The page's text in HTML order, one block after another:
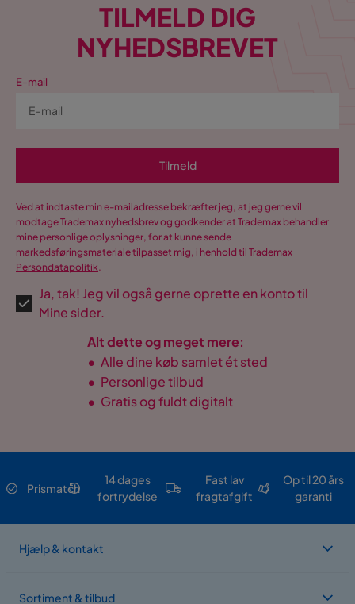
TILMELD DIG
NYHEDSBREVET
E-mail
Tilmeld
Ved at indtaste min e-mailadresse bekræfter jeg, at jeg gerne vil
modtage Trademax nyhedsbrev og godkender at Trademax behandler
mine personlige oplysninger, for at kunne sende
markedsføringsmateriale tilpasset mig, i henhold til Trademax
Persondatapolitik.
Ja, tak! Jeg vil også gerne oprette en konto til
Mine sider.
Alt dette og meget mere:
• Alle dine køb samlet ét sted
• Personlige tilbud
• Gratis og fuldt digitalt
Prismatch
14 dages
fortrydelse
Fast lav
fragtafgift
Op til 20 års
garanti
Hjælp & kontakt
Sortiment & tilbud